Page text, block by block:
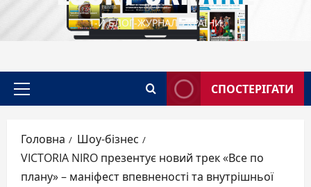
1-Й БЛОГ-ЖУРНАЛ УКРАЇНИ
Головне
СПОСТЕРІГАТИ
Головна
Шоу-бізнес
VICTORIA NIRO презентує новий трек «Все по
плану» – маніфест впевненості та внутрішньої